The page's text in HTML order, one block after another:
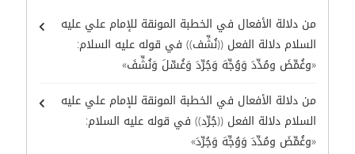
من دلالة الأفعال في الخطبة المونقة للإمام علي عليه
السلام دلالة الفعل ((نُشِّف)) في قوله عليه السلام:
«وغُمِّضَ ومُدِّدَ وَوُجِّهَ وَجُرِّدَ وَغُسِّلَ وَنُشِّفَ»
من دلالة الأفعال في الخطبة المونقة للإمام علي عليه
السلام دلالة الفعل ((جُرِّد)) في قوله عليه السلام:
«وغُمِّضَ ومُدِّدَ وَوُجِّهَ وَجُرِّدَ»